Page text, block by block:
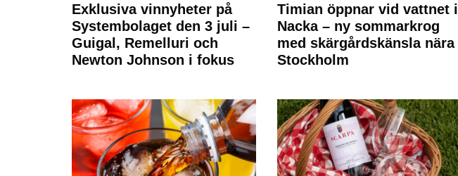
Exklusiva vinnyheter på
Systembolaget den 3 juli –
Guigal, Remelluri och
Newton Johnson i fokus
Timian öppnar vid vattnet i
Nacka – ny sommarkrog
med skärgårdskänsla nära
Stockholm